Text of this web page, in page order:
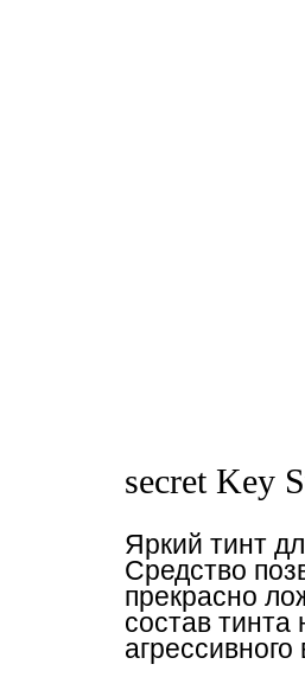
secret Key
Яркий тинт
Средство
прекрасно
состав тинта